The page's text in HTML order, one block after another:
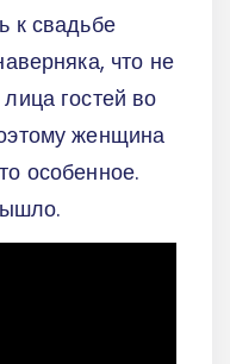
к свадьбе
что не
гостей во
женщина
особенное.